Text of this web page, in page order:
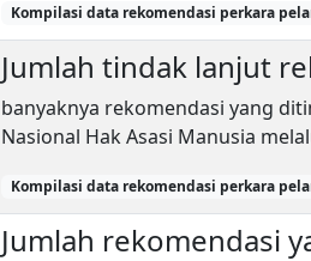
Kompilasi data rekomendasi perkara
Jumlah tindak lanjut
banyaknya rekomendasi yang
Nasional Hak Asasi Manusia
Kompilasi data rekomendasi perkara
Jumlah rekomendasi